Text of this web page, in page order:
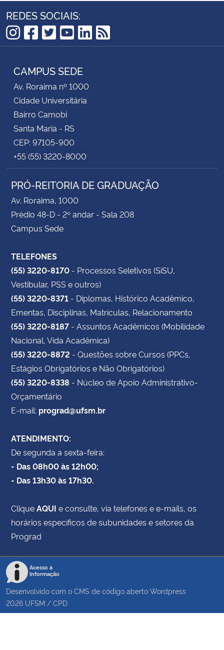
REDES SOCIAIS:
Instagram
Facebook
Twitter
YouTube
LinkedIn
RSS
CAMPUS SEDE
Av. Roraima nº 1000
Cidade Universitária
Bairro Camobi
Santa Maria - RS
CEP: 97105-900
+55 (55) 3220-8000
PRÓ-REITORIA DE GRADUAÇÃO
Av. Roraima, 1000
Prédio 48-D - 2º andar - Sala 208
Campus Sede
TELEFONES
(55) 3220-8170 - Processos Seletivos (SiSU,
Vestibular, PSS e outros)
(55) 3220-8371 - Diplomas, Histórico Acadêmico,
Ementas, Disciplinas, Matrículas, Relacionamento
(55) 3220-8187 - Assuntos Acadêmicos (Mobilidade
Nacional, Vida Acadêmica)
(55) 3220-8872 - Questões sobre Cursos (PPCs,
Estágios Obrigatórios e Não Obrigatórios)
(55) 3220-8338 - Núcleo de Apoio Administrativo-
Orçamentário
E-mail: prograd@ufsm.br
ATENDIMENTO:
De segunda a sexta-feira:
- Das 08h00 às 12h00;
- Das 13h30 às 17h30.
CliqueAQUI e consulte, via telefones e e-mails, os
horários específicos de subunidades e setores da
Prograd
Acesso à
Informação
Desenvolvido com o CMS de código aberto Wordpress
2026 UFSM / CPD